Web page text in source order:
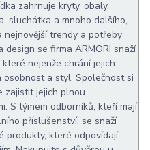
zahrnuje kryty, obaly,
sluchátka a mnoho dalšího,
nejnovější trendy a potřeby
se firma ARMORI snaží
nejenže chrání jejich
a styl. Společnost si
zajistit jejich plnou
S týmem odborníků, kteří mají
příslušenství, se snaží
produkty, které odpovídají